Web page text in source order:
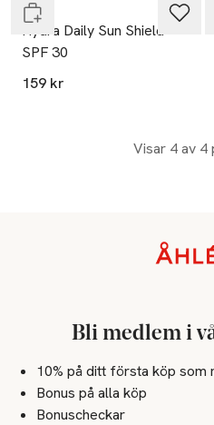
Skir
Hydra Daily Sun Shield
SPF 30
159 kr
Visar 4 av 4
Bli medlem i
10% på ditt första köp som
Bonus på alla köp
Bonuscheckar